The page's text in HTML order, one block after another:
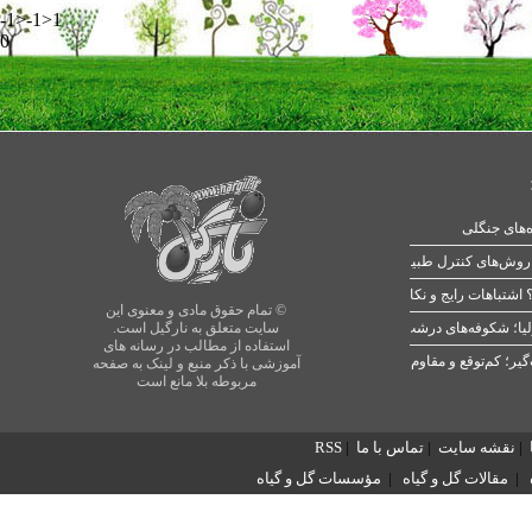
-1>-1>1
0
© تمام حقوق مادی و معنوی این
سایت متعلق به نارگیل است.
استفاده از مطالب در رسانه های
آموزشی با ذکر منبع و لینک به صفحه
مربوطه بلا مانع است
جنگلی
رایج و نکات طلایی
شکوفه‌های درشت در بهار
| نقشه سایت | تماس با ما |
RSS
| مقالات گل و گیاه | مؤسسات گل و گیاه